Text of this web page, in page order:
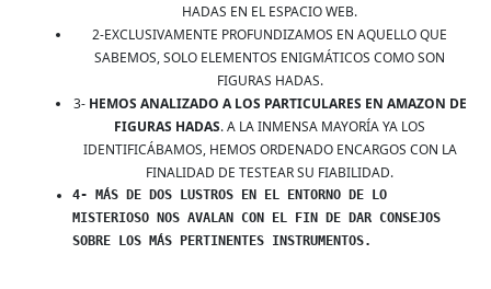
HADAS EN EL ESPACIO WEB.
2-EXCLUSIVAMENTE PROFUNDIZAMOS EN AQUELLO QUE
SABEMOS, SOLO ELEMENTOS ENIGMÁTICOS COMO SON
FIGURAS HADAS.
3- HEMOS ANALIZADO A LOS PARTICULARES EN AMAZON DE
FIGURAS HADAS. A LA INMENSA MAYORÍA YA LOS
IDENTIFICÁBAMOS, HEMOS ORDENADO ENCARGOS CON LA
FINALIDAD DE TESTEAR SU FIABILIDAD.
4- MÁS DE DOS LUSTROS EN EL ENTORNO DE LO
MISTERIOSO NOS AVALAN CON EL FIN DE DAR CONSEJOS
SOBRE LOS MÁS PERTINENTES INSTRUMENTOS.